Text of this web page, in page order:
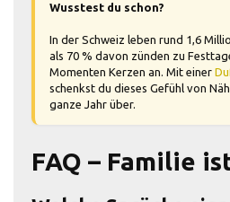
Wusstest du schon?
In der Schweiz leben rund 1,6
als 70 % davon zünden zu
Momenten Kerzen an. Mit einer
schenkst du dieses Gefühl von
ganze Jahr über.
FAQ – Familie